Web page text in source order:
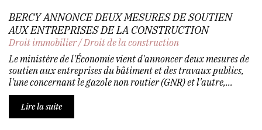
BERCY ANNONCE DEUX MESURES DE SOUTIEN
AUX ENTREPRISES DE LA CONSTRUCTION
Droit immobilier/Droit de la construction
Le ministère de l'Économie vient d'annoncer deux mesures de
soutien aux entreprises du bâtiment et des travaux publics,
l'une concernant le gazole non routier (GNR) et l'autre,...
Lire la suite